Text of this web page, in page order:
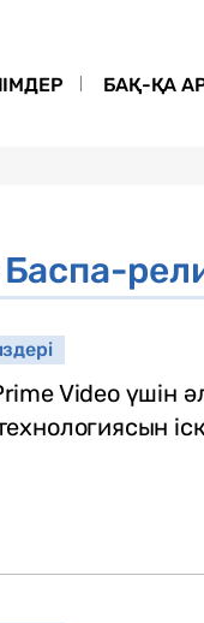
БАҚ-ҚА
Баспа-
Video үшін